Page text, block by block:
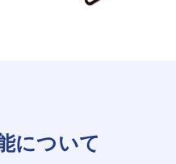
について